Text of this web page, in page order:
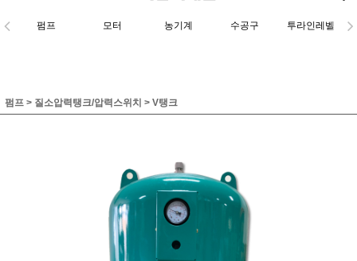
펌프 모터 농기계 수공구 투라인레벨
펌프 > 질소압력탱크/압력스위치 > V탱크